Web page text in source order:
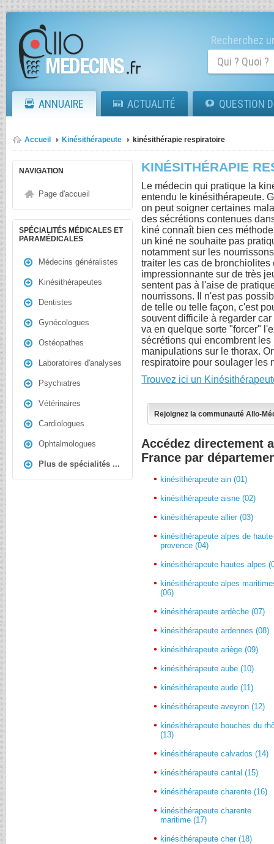
Recherchez
ANNUAIRE ACTUALITÉ QUESTION
Accueil Kinésithérapeute kinésithérapie respiratoire
NAVIGATION
Page d'accueil
SPÉCIALITÉS MÉDICALES ET
PARAMÉDICALES
Médecins généralistes
Kinésithérapeutes
Dentistes
Gynécologues
Ostéopathes
Laboratoires d'analyses
Psychiatres
Vétérinaires
Cardiologues
Ophtalmologues
Plus de spécialités ...
KINÉSITHÉRAPIE
Le médecin qui pratique la
entendu le kinésithérapeute.
on peut soigner certaines
des sécrétions contenues
kiné connaît bien ces
un kiné ne souhaite pas
notamment sur les
traiter les cas de
impressionnante sur de très
sentent pas à l'aise de
nourrissons. Il n'est pas
de telle ou telle façon, c'est
souvent difficile à regarder
va en quelque sorte "forcer"
sécrétions qui encombrent
manipulations sur le thorax.
respiratoire pour soulager les
Trouvez ici un
Rejoignez la communauté Allo-
Accédez directement
France par
kinésithérapeute ain (01)
kinésithérapeute aisne (02)
kinésithérapeute allier (03)
kinésithérapeute alpes de haute
provence (04)
kinésithérapeute hautes alpes
kinésithérapeute alpes
(06)
kinésithérapeute ardèche (07)
kinésithérapeute ardennes (08)
kinésithérapeute ariège (09)
kinésithérapeute aube (10)
kinésithérapeute aude (11)
kinésithérapeute aveyron (12)
kinésithérapeute bouches du
(13)
kinésithérapeute calvados (14)
kinésithérapeute cantal (15)
kinésithérapeute charente (16)
kinésithérapeute charente
maritime (17)
kinésithérapeute cher (18)